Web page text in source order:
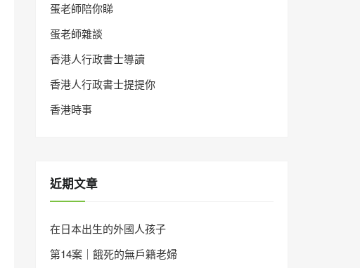
蛋老師陪你睇
蛋老師雜談
香港人行政書士導讀
香港人行政書士提提你
香港時事
近期文章
在日本出生的外國人孩子
第14案｜餓死的無戶籍老婦